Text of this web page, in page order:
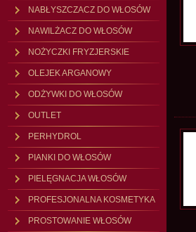
NABŁYSZCZACZ DO WŁOSÓW
NAWILŻACZ DO WŁOSÓW
NOŻYCZKI FRYZJERSKIE
OLEJEK ARGANOWY
ODŻYWKI DO WŁOSÓW
OUTLET
PERHYDROL
PIANKI DO WŁOSÓW
PIELĘGNACJA WŁOSÓW
PROFESJONALNA KOSMETYKA
PROSTOWANIE WŁOSÓW